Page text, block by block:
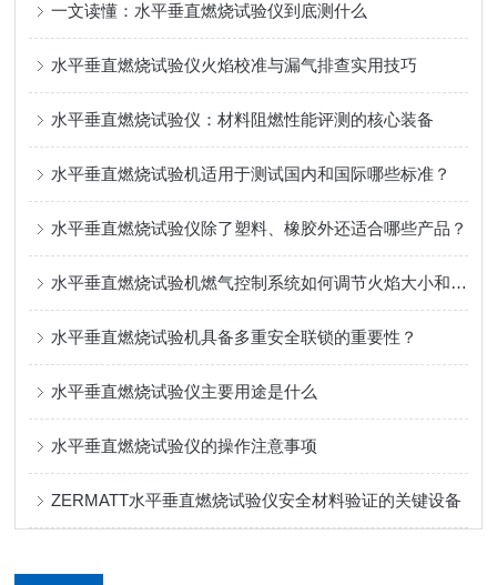
一文读懂：水平垂直燃烧试验仪到底测什么
水平垂直燃烧试验仪火焰校准与漏气排查实用技巧
水平垂直燃烧试验仪：材料阻燃性能评测的核心装备
水平垂直燃烧试验机适用于测试国内和国际哪些标准？
水平垂直燃烧试验仪除了塑料、橡胶外还适合哪些产品？
水平垂直燃烧试验机燃气控制系统如何调节火焰大小和温度
水平垂直燃烧试验机具备多重安全联锁的重要性？
水平垂直燃烧试验仪主要用途是什么
水平垂直燃烧试验仪的操作注意事项
ZERMATT水平垂直燃烧试验仪安全材料验证的关键设备